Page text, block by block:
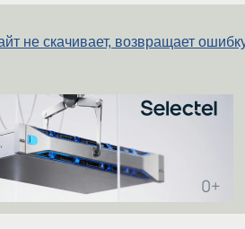
не скачивает, возвращает